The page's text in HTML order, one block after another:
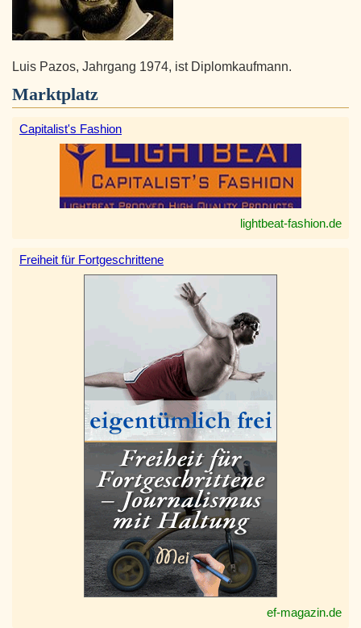
Luis Pazos, Jahrgang 1974, ist Diplomkaufmann.
Marktplatz
Capitalist's Fashion
lightbeat-fashion.de
Freiheit für Fortgeschrittene
ef-magazin.de